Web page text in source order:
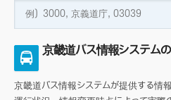
京畿道バス情報システム
京畿道バス情報システムが提供する情